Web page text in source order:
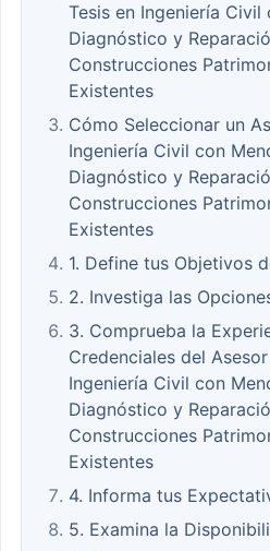
Tesis en Ingeniería Civil
Diagnóstico y
Construcciones
Existentes
Cómo Seleccionar un
Ingeniería Civil con
Diagnóstico y
Construcciones
Existentes
1. Define tus Objetivos
2. Investiga las
3. Comprueba la
Credenciales del
Ingeniería Civil con
Diagnóstico y
Construcciones
Existentes
4. Informa tus
5. Examina la